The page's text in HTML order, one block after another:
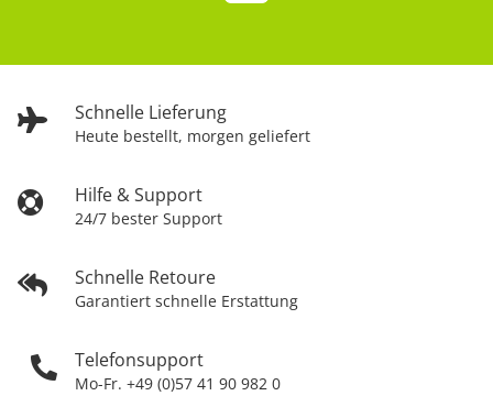
Schnelle Lieferung
Heute bestellt, morgen geliefert
Hilfe & Support
24/7 bester Support
Schnelle Retoure
Garantiert schnelle Erstattung
Telefonsupport
Mo-Fr. +49 (0)57 41 90 982 0